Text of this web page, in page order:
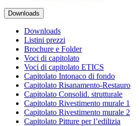
Downloads
Downloads
Listini prezzi
Brochure e Folder
Voci di capitolato
Voci di capitolato ETICS
Capitolato Intonaco di fondo
Capitolato Risanamento-Restauro
Capitolato Consolid. strutturale
Capitolato Rivestimento murale 1
Capitolato Rivestimento murale 2
Capitolato Pitture per l’edilizia